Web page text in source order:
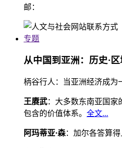
邮：
专题
从中国到亚洲：历史·区
柄谷行人：当亚洲经济成为
王赓武：大多数东南亚国
包含的价值体系。 全文...
阿玛蒂亚·森：加尔各答算